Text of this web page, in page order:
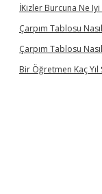
İKizler Burcuna Ne
Çarpım Tablosu
Çarpım Tablosu
Bir Öğretmen Kaç